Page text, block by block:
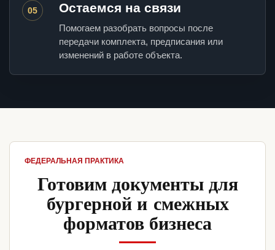
05 Остаемся на связи
Помогаем разобрать вопросы после
передачи комплекта, предписания или
изменений в работе объекта.
ФЕДЕРАЛЬНАЯ ПРАКТИКА
Готовим документы для
бургерной и смежных
форматов бизнеса